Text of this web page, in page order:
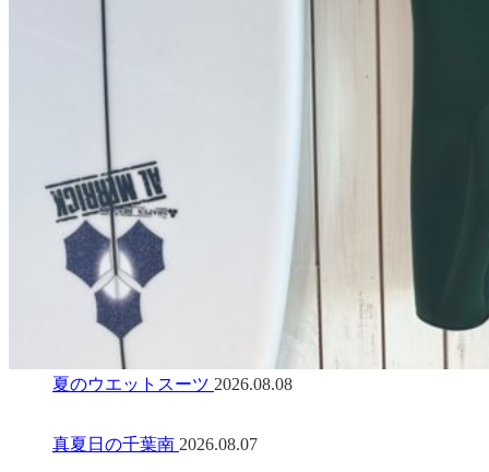
夏のウエットスーツ 2026.08.08
真夏日の千葉南 2026.08.07